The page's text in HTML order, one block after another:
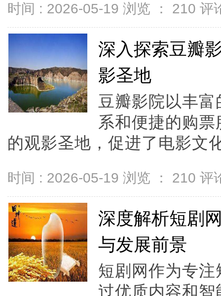
时间 : 2026-05-19 浏览 ： 210 评
深入探索豆瓣
影圣地
豆瓣影院以丰
系和便捷的购
的观影圣地，促进了电影文
时间 : 2026-05-19 浏览 ： 210 评
深度解析短剧
与发展前景
短剧网作为专
过优质内容和